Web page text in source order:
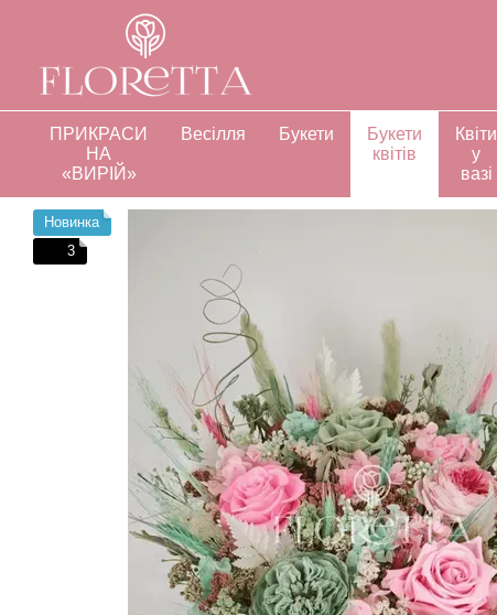
Перейти до основного контенту
ПРИКРАСИ
НА
«ВИРІЙ»
Весілля Букети
Букети
квітів
Квіти
у
вазі
Новинка
3